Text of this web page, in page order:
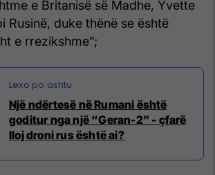
e Britanisë së Madhe, Yvette
Rusinë, duke thënë se është
e rrezikshme”;
Një ndërtesë në Rumani është
goditur nga një “Geran-2” - çfarë
lloj droni rus është ai?